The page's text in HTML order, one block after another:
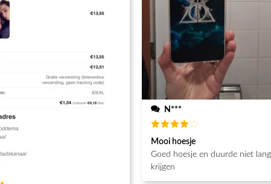
N***
Waardering
4uit 5
Mooi hoesje
Goed hoesje en duurde niet
krijgen